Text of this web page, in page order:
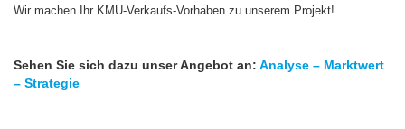
Wir machen Ihr KMU-Verkaufs-Vorhaben zu unserem Projekt!
Sehen Sie sich dazu unser Angebot an: Analyse – Marktwert
– Strategie